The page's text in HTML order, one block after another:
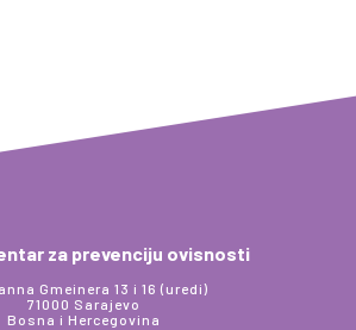
za prevenciju ovisnosti
Gmeinera 13 i 16 (uredi)
71000 Sarajevo
Bosna i Hercegovina